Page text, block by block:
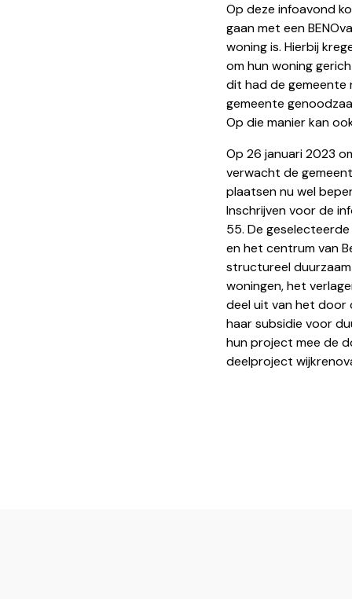
Op deze infoavond
gaan met een
woning is. Hierbij
om hun woning
dit had de gemeente
gemeente
Op die manier kan
Op 26 januari 2023
verwacht de
plaatsen nu wel
Inschrijven voor de
55. De
en het centrum van
structureel
woningen, het
deel uit van het door
haar subsidie voor
hun project mee de
deelproject